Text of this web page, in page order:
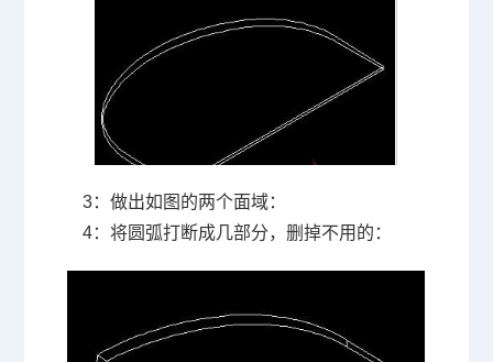
3：做出如图的两个面域：
4：将圆弧打断成几部分，删掉不用的：